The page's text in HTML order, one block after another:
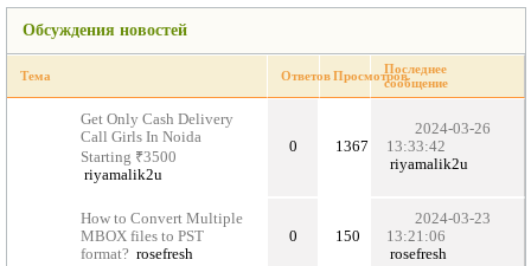
Обсуждения новостей
Тема ОтветовПросмотровПоследнее
сообщение
Get Only Cash Delivery
Call Girls In Noida
Starting ₹3500
riyamalik2u
0 1367
2024-03-26
13:33:42
riyamalik2u
How to Convert Multiple
MBOX files to PST
format? rosefresh
0 150
2024-03-23
13:21:06
rosefresh